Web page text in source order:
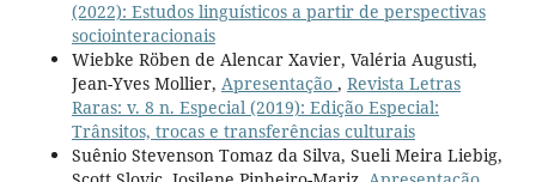
(2022): Estudos linguísticos a partir de perspectivas
sociointeracionais
Wiebke Röben de Alencar Xavier, Valéria Augusti,
Jean-Yves Mollier, Apresentação , Revista Letras
Raras: v. 8 n. Especial (2019): Edição Especial:
Trânsitos, trocas e transferências culturais
Suênio Stevenson Tomaz da Silva, Sueli Meira Liebig,